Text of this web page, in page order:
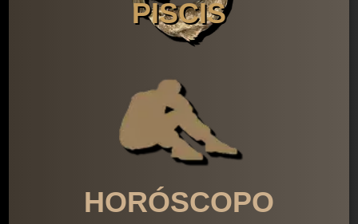
PISCIS
HORÓSCOPO